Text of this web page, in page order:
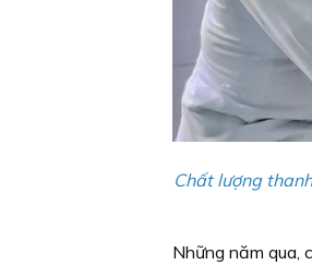
Chất lượng
Những năm qua,